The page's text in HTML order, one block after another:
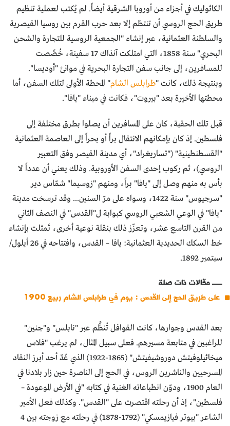
الكاثوليك في أجزاء من أوروبا الشرقية أيضاً. لم يُكتب لعملية تنظيم
طريق الحج الروسي أن تنتظم إلا بعد حرب القرم بين روسيا القيصرية
والسلطنة العثمانية، عبر إنشاء "الجمعية الروسية للتجارة والشحن
البحري" سنة 1858، التي امتلكت آنذاك 17 سفينة، خُصِّصت
للمسافرين، إلى جانب سفن التجارة البحرية في موانئ "أوديسا".
وبنتيجة ذلك، كانت "طرابلس الشام" المحطة الأولى لتلك السفن، أما
محطتها الأخيرة بعد "بيروت"، فكانت في ميناء "يافا".
قبل تلك الحقبة، كان على المسافرين أن يصلوا بطرق مختلفة إلى
فلسطين. إذ كان بإمكانهم الانتقال براً أو بحراً إلى العاصمة العثمانية
"القسطنطينية" ("تساريغراد"، أي مدينة القيصر وفق التعبير
الروسي)، ثم ركوب إحدى السفن الأوروبية. وذلك يعني أن عدداً لا
بأس به منهم وصل إلى "يافا" براً، ومنهم "زوسيما" شمّاس دير
"سرجيوس" سنة 1422، وسواه على مرّ السنين... وقد ترسخت مدينة
"يافا" في الوعي الشعبي الروسي كبوابة ل"القدس" في النصف الثاني
من القرن التاسع عشر، وتعزّز ذلك بنقلة نوعية أخرى، تَمثلت بإنشاء
خط السكك الحديدية العثمانية: يافا – القدس، وافتتاحه في 26 أيلول/
سبتمبر 1892.
مقالات ذات صلة
على طريق الحج إلى القدس : يوم في طرابلس الشام ربيع 1900
بعد القدس وجوارها، كانت القوافل تُنظَّم عبر "نابلس" و"جنين"
للراغبين في متابعة مسيرهم. فعلى سبيل المثال، لم يرغب "فلاس
ميخائيلوفيتش دوروشيفيتش" (1865-1922) الذي عُدّ أحد أبرز النقاد
المسرحيين والناشرين الروس، في الحج إلى الناصرة حين زار بلادنا في
العام 1900، ودوّن انطباعاته الغنية في كتابه "في الأرض الموعودة –
فلسطين"، إذ أن رحلته اقتصرت على "القدس". وكذلك فعل الأمير
الشاعر "بيوتر فيازيمسكي" (1792-1878) في رحلته مع زوجته بين 4